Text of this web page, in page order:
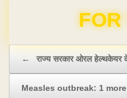
Domain &
← राज्य सरकार ओरल
Measles outbreak: 1